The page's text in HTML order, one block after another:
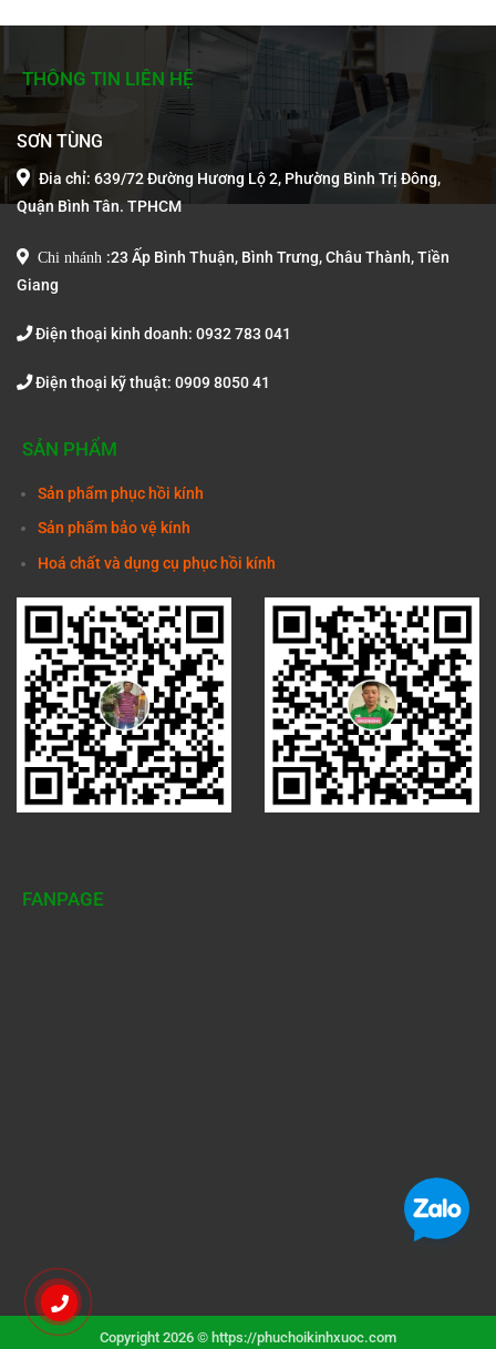
THÔNG TIN LIÊN HỆ
SƠN TÙNG
Đia chỉ: 639/72 Đường Hương Lộ 2, Phường Bình Trị Đông,
Quận Bình Tân. TPHCM
Chi nhánh :23 Ấp Bình Thuận, Bình Trưng, Châu Thành, Tiền
Giang
Điện thoại kinh doanh: 0932 783 041
Điện thoại kỹ thuật: 0909 8050 41
SẢN PHẨM
Sản phẩm phục hồi kính
Sản phẩm bảo vệ kính
Hoá chất và dụng cụ phục hồi kính
FANPAGE
Copyright 2026 © https://phuchoikinhxuoc.com